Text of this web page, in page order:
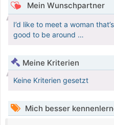
Mein Wunschpartner
I’d like to meet a woman
good to be around …
Meine Kriterien
Keine Kriterien gesetzt
Mich besser